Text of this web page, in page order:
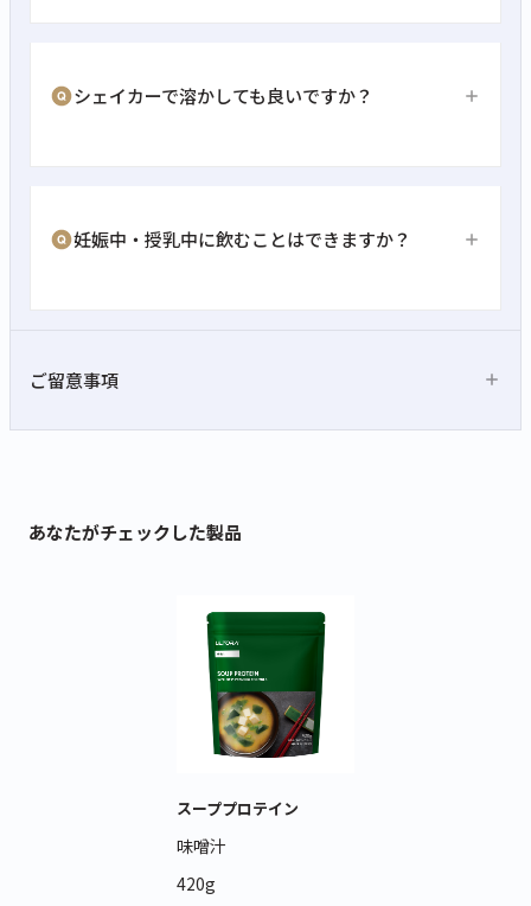
シェイカーで溶かしても良いですか？
妊娠中・授乳中に飲むことはできますか？
ご留意事項
あなたがチェックした製品
スーププロテイン
味噌汁
420g